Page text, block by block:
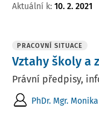
Aktuální k: 10. 2. 2021
PRACOVNÍ SITUACE
Vztahy školy a
Právní předpisy,
PhDr. Mgr.